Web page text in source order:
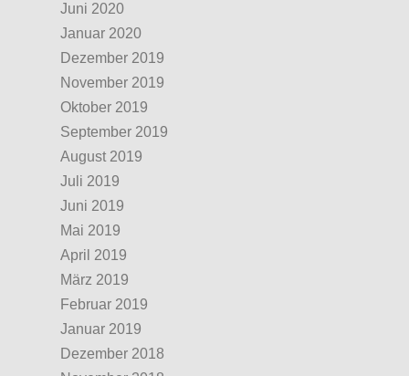
Juni 2020
Januar 2020
Dezember 2019
November 2019
Oktober 2019
September 2019
August 2019
Juli 2019
Juni 2019
Mai 2019
April 2019
März 2019
Februar 2019
Januar 2019
Dezember 2018